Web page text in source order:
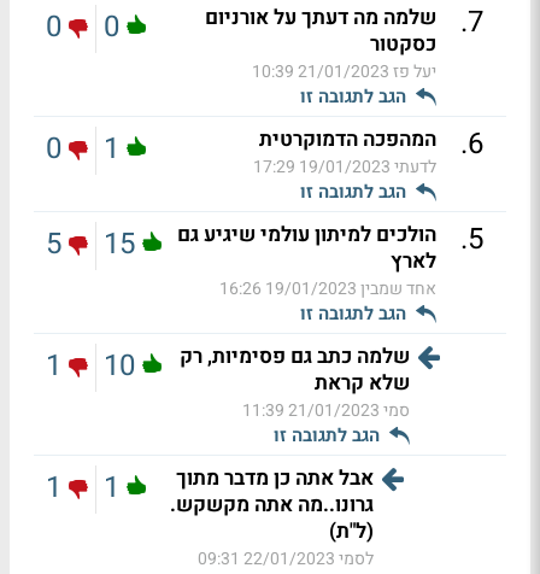
7
.
שלמה מה דעתך על אורניום
כסקטור
יעל פז21/01/2023 10:39
הגב לתגובה זו
0
0
6
. המהפכה הדמוקרטית
לדעתי19/01/2023 17:29
הגב לתגובה זו
1
0
5
.
הולכים למיתון עולמי שיגיע גם
לארץ
אחד שמבין19/01/2023 16:26
הגב לתגובה זו
15
5
שלמה כתב גם פסימיות, רק
שלא קראת
סמי21/01/2023 11:39
הגב לתגובה זו
10
1
אבל אתה כן מדבר מתוך
גרונו..מה אתה מקשקש.
(ל"ת)
לסמי22/01/2023 09:31
1
1